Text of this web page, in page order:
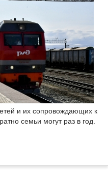
и их сопровождающих к
семьи могут раз в год.